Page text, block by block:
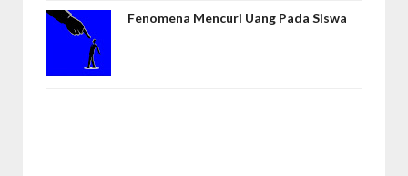
Fenomena Mencuri Uang Pada Siswa